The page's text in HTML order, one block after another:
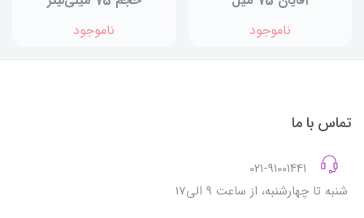
ناموجود
ناموجود
تماس با ما
شنبه تا چهارشنبه، از ساعت 9 الی17